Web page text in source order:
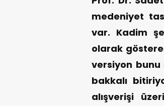
medeniyet
var. Kadim
olarak
versiyon bunu
bakkalı
alışverişi